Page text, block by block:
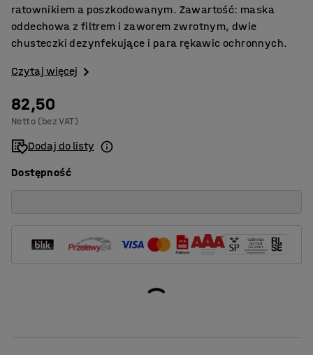
ratownikiem a poszkodowanym. Zawartość: maska
oddechowa z filtrem i zaworem zwrotnym, dwie
chusteczki dezynfekujące i para rękawic ochronnych.
Czytaj więcej
82,50
Netto (bez VAT)
Dodaj do listy
Dostępność